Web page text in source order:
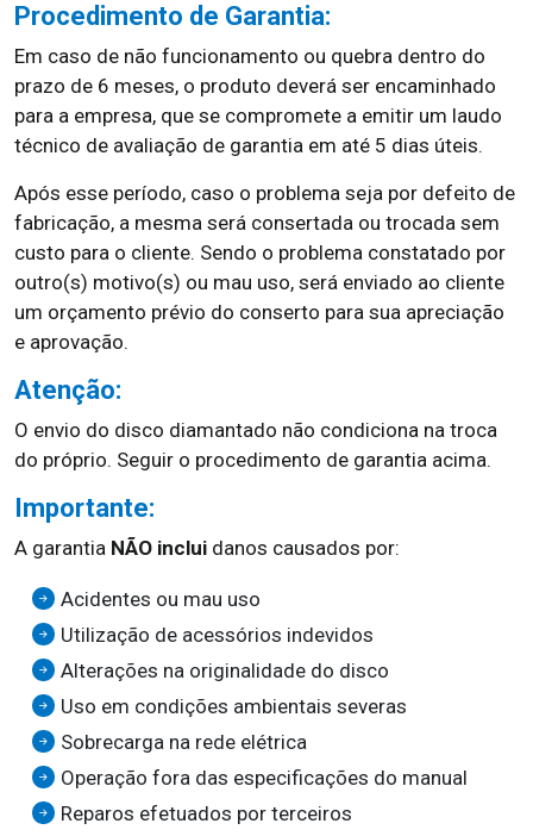
Procedimento de Garantia:
Em caso de não funcionamento ou quebra dentro do
prazo de 6 meses, o produto deverá ser encaminhado
para a empresa, que se compromete a emitir um laudo
técnico de avaliação de garantia em até 5 dias úteis.
Após esse período, caso o problema seja por defeito de
fabricação, a mesma será consertada ou trocada sem
custo para o cliente. Sendo o problema constatado por
outro(s) motivo(s) ou mau uso, será enviado ao cliente
um orçamento prévio do conserto para sua apreciação
e aprovação.
Atenção:
O envio do disco diamantado não condiciona na troca
do próprio. Seguir o procedimento de garantia acima.
Importante:
A garantia NÃO inclui danos causados por:
Acidentes ou mau uso
Utilização de acessórios indevidos
Alterações na originalidade do disco
Uso em condições ambientais severas
Sobrecarga na rede elétrica
Operação fora das especificações do manual
Reparos efetuados por terceiros